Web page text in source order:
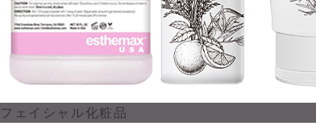
フェイシャル化粧品